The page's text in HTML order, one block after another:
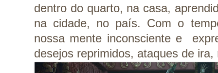
dentro do quarto, na casa,
na cidade, no país. Com o
nossa mente inconsciente e
desejos reprimidos, ataques de